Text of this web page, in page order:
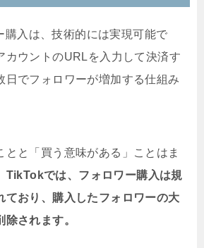
購入は、技術的には実現可能で
カウントのURLを入力して決済す
日でフォロワーが増加する仕組み
とと「買う意味がある」ことはま
TikTokでは、フォロワー購入は規
ており、購入したフォロワーの大
されます。